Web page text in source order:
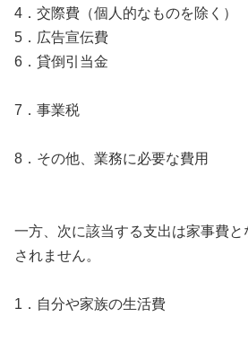
4．交際費（個人的なものを除く）
5．広告宣伝費
6．貸倒引当金
7．事業税
8．その他、業務に必要な費用
一方、次に該当する支出は家事費
されません。
1．自分や家族の生活費